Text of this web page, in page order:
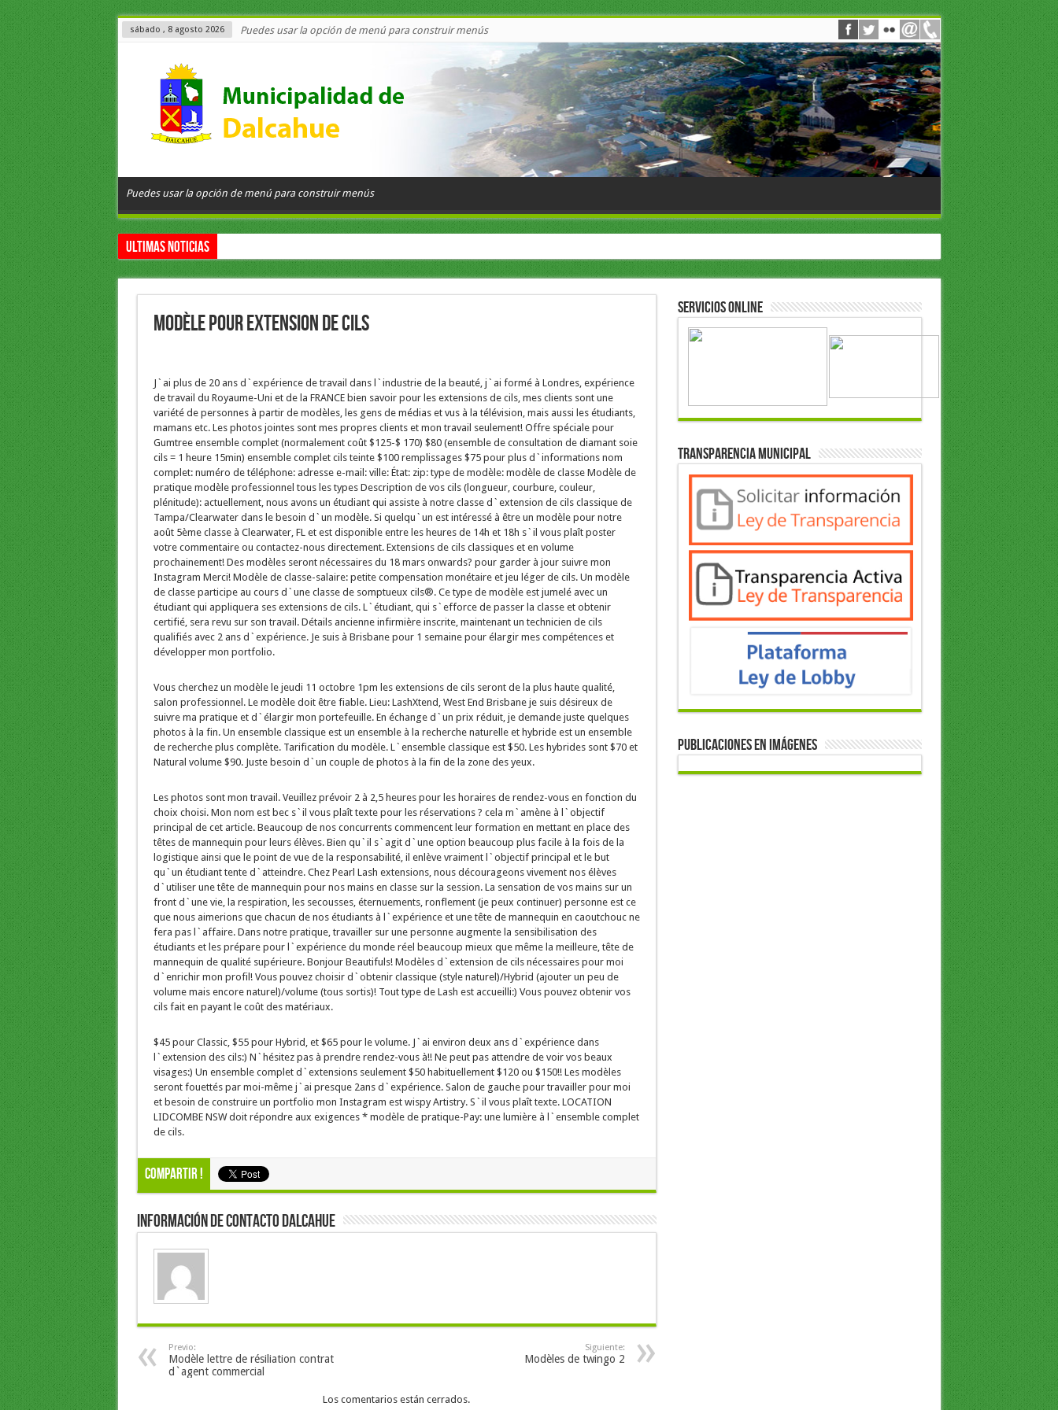
sábado , 8 agosto 2026 Puedes usar la opción de menú para construir menús
Puedes usar la opción de menú para construir menús
Ultimas Noticias
Modèle pour extension de cils
J`ai plus de 20 ans d`expérience de travail dans l`industrie de la beauté, j`ai formé à Londres, expérience
de travail du Royaume-Uni et de la FRANCE bien savoir pour les extensions de cils, mes clients sont une
variété de personnes à partir de modèles, les gens de médias et vus à la télévision, mais aussi les étudiants,
mamans etc. Les photos jointes sont mes propres clients et mon travail seulement! Offre spéciale pour
Gumtree ensemble complet (normalement coût $125-$ 170) $80 (ensemble de consultation de diamant soie
cils = 1 heure 15min) ensemble complet cils teinte $100 remplissages $75 pour plus d`informations nom
complet: numéro de téléphone: adresse e-mail: ville: État: zip: type de modèle: modèle de classe Modèle de
pratique modèle professionnel tous les types Description de vos cils (longueur, courbure, couleur,
plénitude): actuellement, nous avons un étudiant qui assiste à notre classe d`extension de cils classique de
Tampa/Clearwater dans le besoin d`un modèle. Si quelqu`un est intéressé à être un modèle pour notre
août 5ème classe à Clearwater, FL et est disponible entre les heures de 14h et 18h s`il vous plaît poster
votre commentaire ou contactez-nous directement. Extensions de cils classiques et en volume
prochainement! Des modèles seront nécessaires du 18 mars onwards? pour garder à jour suivre mon
Instagram Merci! Modèle de classe-salaire: petite compensation monétaire et jeu léger de cils. Un modèle
de classe participe au cours d`une classe de somptueux cils®. Ce type de modèle est jumelé avec un
étudiant qui appliquera ses extensions de cils. L`étudiant, qui s`efforce de passer la classe et obtenir
certifié, sera revu sur son travail. Détails ancienne infirmière inscrite, maintenant un technicien de cils
qualifiés avec 2 ans d`expérience. Je suis à Brisbane pour 1 semaine pour élargir mes compétences et
développer mon portfolio.
Vous cherchez un modèle le jeudi 11 octobre 1pm les extensions de cils seront de la plus haute qualité,
salon professionnel. Le modèle doit être fiable. Lieu: LashXtend, West End Brisbane je suis désireux de
suivre ma pratique et d`élargir mon portefeuille. En échange d`un prix réduit, je demande juste quelques
photos à la fin. Un ensemble classique est un ensemble à la recherche naturelle et hybride est un ensemble
de recherche plus complète. Tarification du modèle. L`ensemble classique est $50. Les hybrides sont $70 et
Natural volume $90. Juste besoin d`un couple de photos à la fin de la zone des yeux.
Les photos sont mon travail. Veuillez prévoir 2 à 2,5 heures pour les horaires de rendez-vous en fonction du
choix choisi. Mon nom est bec s`il vous plaît texte pour les réservations ? cela m`amène à l`objectif
principal de cet article. Beaucoup de nos concurrents commencent leur formation en mettant en place des
têtes de mannequin pour leurs élèves. Bien qu`il s`agit d`une option beaucoup plus facile à la fois de la
logistique ainsi que le point de vue de la responsabilité, il enlève vraiment l`objectif principal et le but
qu`un étudiant tente d`atteindre. Chez Pearl Lash extensions, nous décourageons vivement nos élèves
d`utiliser une tête de mannequin pour nos mains en classe sur la session. La sensation de vos mains sur un
front d`une vie, la respiration, les secousses, éternuements, ronflement (je peux continuer) personne est ce
que nous aimerions que chacun de nos étudiants à l`expérience et une tête de mannequin en caoutchouc ne
fera pas l`affaire. Dans notre pratique, travailler sur une personne augmente la sensibilisation des
étudiants et les prépare pour l`expérience du monde réel beaucoup mieux que même la meilleure, tête de
mannequin de qualité supérieure. Bonjour Beautifuls! Modèles d`extension de cils nécessaires pour moi
d`enrichir mon profil! Vous pouvez choisir d`obtenir classique (style naturel)/Hybrid (ajouter un peu de
volume mais encore naturel)/volume (tous sortis)! Tout type de Lash est accueilli:) Vous pouvez obtenir vos
cils fait en payant le coût des matériaux.
$45 pour Classic, $55 pour Hybrid, et $65 pour le volume. J`ai environ deux ans d`expérience dans
l`extension des cils:) N`hésitez pas à prendre rendez-vous à!! Ne peut pas attendre de voir vos beaux
visages:) Un ensemble complet d`extensions seulement $50 habituellement $120 ou $150!! Les modèles
seront fouettés par moi-même j`ai presque 2ans d`expérience. Salon de gauche pour travailler pour moi
et besoin de construire un portfolio mon Instagram est wispy Artistry. S`il vous plaît texte. LOCATION
LIDCOMBE NSW doit répondre aux exigences * modèle de pratique-Pay: une lumière à l`ensemble complet
de cils.
Compartir !
Información de Contacto Dalcahue
Previo:
Modèle lettre de résiliation contrat
d`agent commercial
Siguiente:
Modèles de twingo 2
Los comentarios están cerrados.
Servicios Online
Transparencia Municipal
Publicaciones en Imágenes